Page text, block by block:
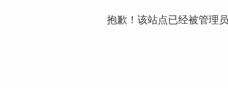
抱歉！该站点已经被管理